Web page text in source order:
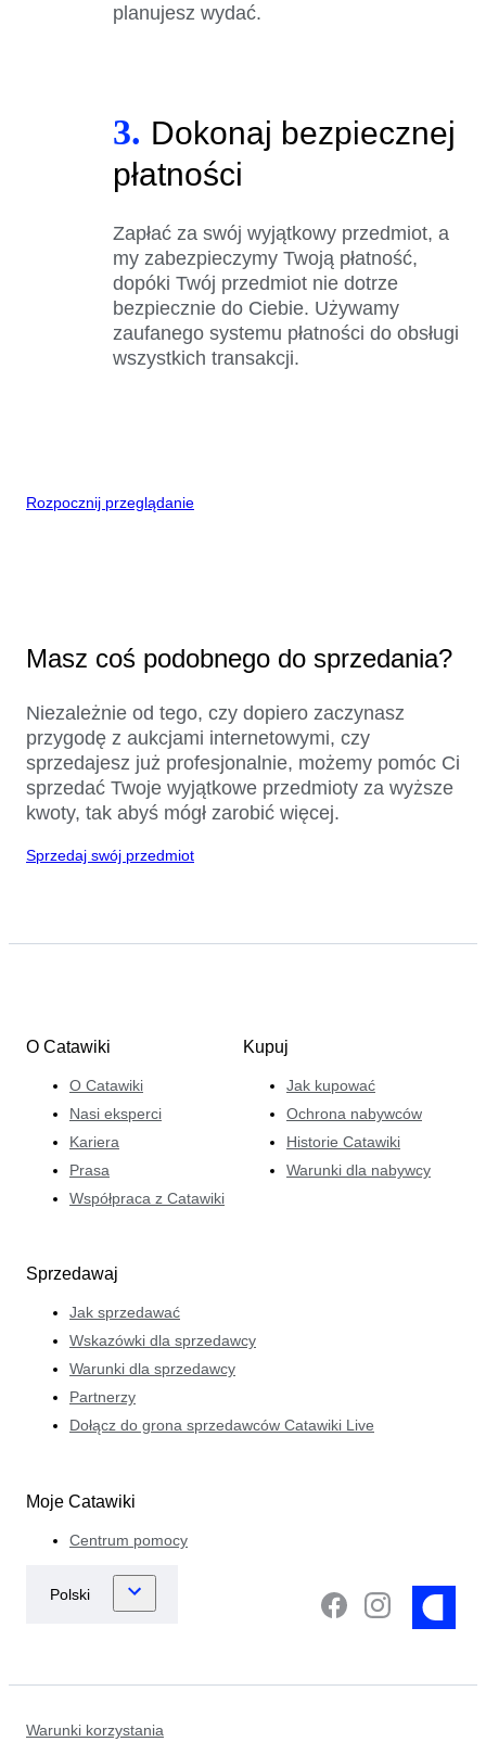
planujesz wydać.
3. Dokonaj bezpiecznej
płatności
Zapłać za swój wyjątkowy przedmiot, a
my zabezpieczymy Twoją płatność,
dopóki Twój przedmiot nie dotrze
bezpiecznie do Ciebie. Używamy
zaufanego systemu płatności do obsługi
wszystkich transakcji.
Rozpocznij przeglądanie
Masz coś podobnego do sprzedania?
Niezależnie od tego, czy dopiero zaczynasz
przygodę z aukcjami internetowymi, czy
sprzedajesz już profesjonalnie, możemy pomóc Ci
sprzedać Twoje wyjątkowe przedmioty za wyższe
kwoty, tak abyś mógł zarobić więcej.
Sprzedaj swój przedmiot
O Catawiki
O Catawiki
Nasi eksperci
Kariera
Prasa
Współpraca z Catawiki
Kupuj
Jak kupować
Ochrona nabywców
Historie Catawiki
Warunki dla nabywcy
Sprzedawaj
Jak sprzedawać
Wskazówki dla sprzedawcy
Warunki dla sprzedawcy
Partnerzy
Dołącz do grona sprzedawców Catawiki Live
Moje Catawiki
Centrum pomocy
Warunki korzystania